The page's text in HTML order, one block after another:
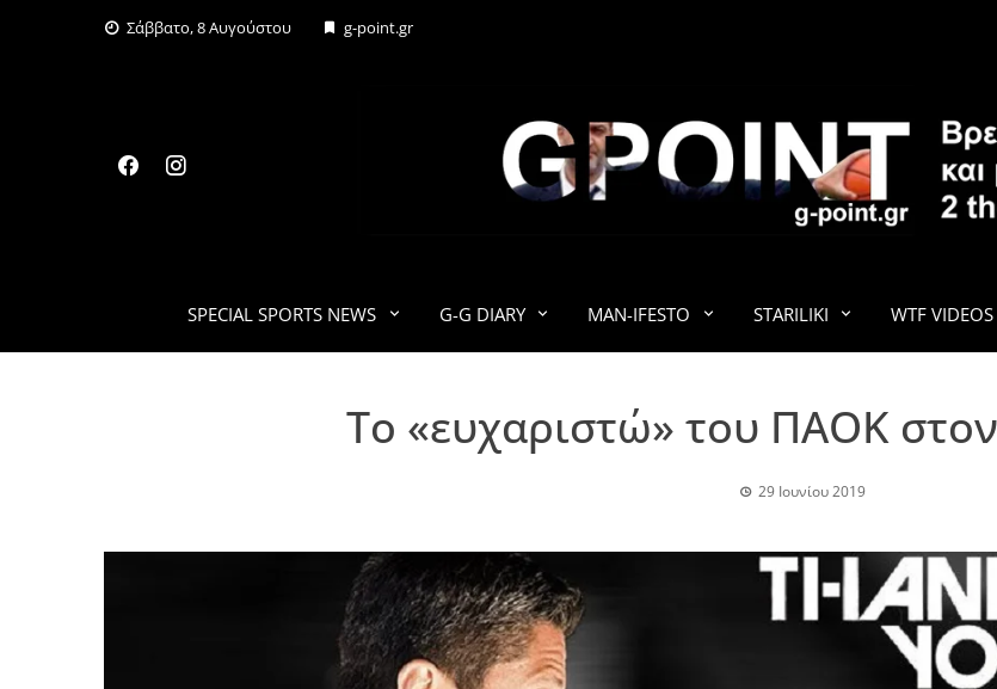
Σάββατο, 8 Αυγούστου g-point.gr
G-
SPECIAL SPORTS NEWS G-G DIARY MAN-IFESTO STARILIKI WTF VIDEOS
Το «ευχαριστώ» του ΠΑΟΚ
29 Ιουνίου 2019